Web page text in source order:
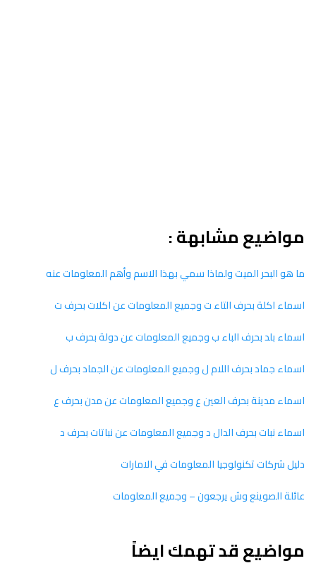
مواضيع مشابهة :
ما هو البحر الميت ولماذا سمي بهذا الاسم وأهم المعلومات عنه
اسماء اكلة بحرف التاء ت وجميع المعلومات عن اكلات بحرف ت
اسماء بلد بحرف الباء ب وجميع المعلومات عن دولة بحرف ب
اسماء جماد بحرف اللام ل وجميع المعلومات عن الجماد بحرف ل
اسماء مدينة بحرف العين ع وجميع المعلومات عن مدن بحرف ع
اسماء نبات بحرف الدال د وجميع المعلومات عن نباتات بحرف د
دليل شركات تكنولوجيا المعلومات في الامارات
عائلة الصوينع وش يرجعون – وجميع المعلومات
مواضيع قد تهمك ايضاً